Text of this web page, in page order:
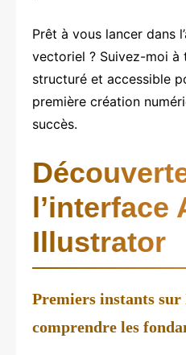
Prêt à vous lancer dans
vectoriel ? Suivez-moi à
structuré et accessible
première création
succès.
l’interface
Illustrator
Premiers instants
comprendre les